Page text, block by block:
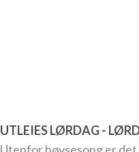
UTLEIES LØRDAG -